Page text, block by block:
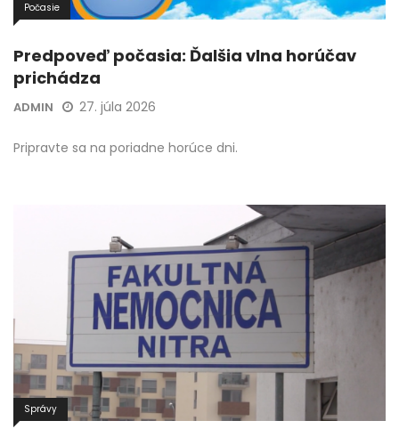
Počasie
Predpoveď počasia: Ďalšia vlna horúčav
prichádza
ADMIN 27. júla 2026
Pripravte sa na poriadne horúce dni.
Správy